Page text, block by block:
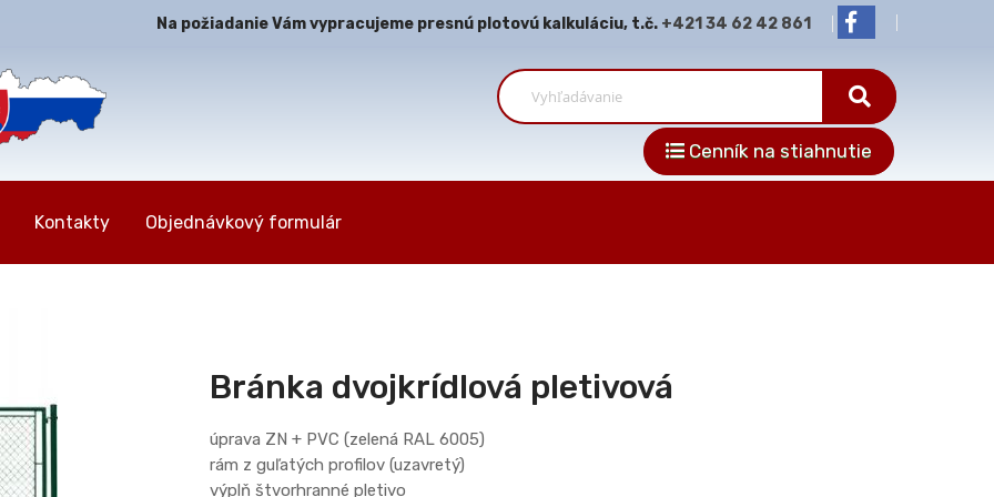
Na požiadanie Vám vypracujeme presnú plotovú kalkuláciu, t.č. +421 34 62 42 861
Cenník na stiahnutie
Kontakty Objednávkový formulár
Bránka dvojkrídlová pletivová
úprava ZN + PVC (zelená RAL 6005)
rám z guľatých profilov (uzavretý)
výplň štvorhranné pletivo